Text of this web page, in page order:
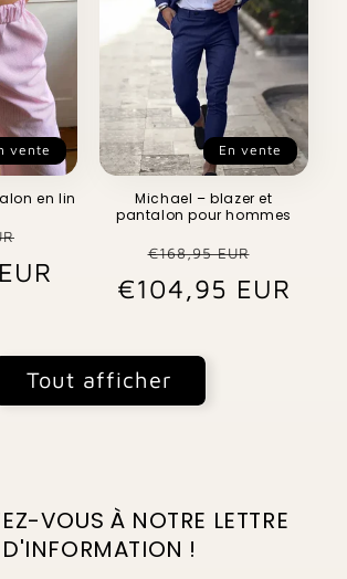
vente
en lin
promotionnel
En vente
Michael – blazer et
pantalon pour hommes
Prix
habituel
€168,95 EUR
€104,95 EUR
Tout afficher
VOUS À NOTRE LETTRE
D'INFORMATION !